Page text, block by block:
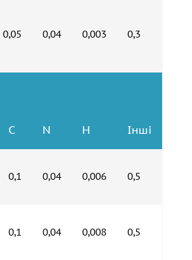
0,05 0,04 0,003 0,3
C N H Інші
0,1 0,04 0,006 0,5
0,1 0,04 0,008 0,5